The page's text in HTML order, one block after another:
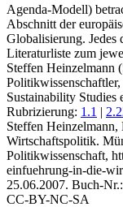
Agenda-Modell)
Abschnitt der
Globalisierung. Jedes
Literaturliste zum
Steffen Heinzelmann
Sustainability Studies
Rubrizierung: 1.1 |
Steffen Heinzelmann,
Wirtschaftspolitik.
Politikwissenschaft,
einfuehrung-in-die-
25.06.2007. Buch-
CC-BY-NC-SA